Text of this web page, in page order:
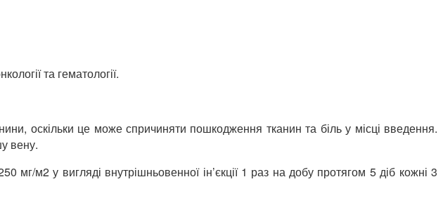
та гематології.
оскільки це може спричиняти пошкодження тканин та біль у місці введення.
вену.
м2 у вигляді внутрішньовенної ін’єкції 1 раз на добу протягом 5 діб кожні 3